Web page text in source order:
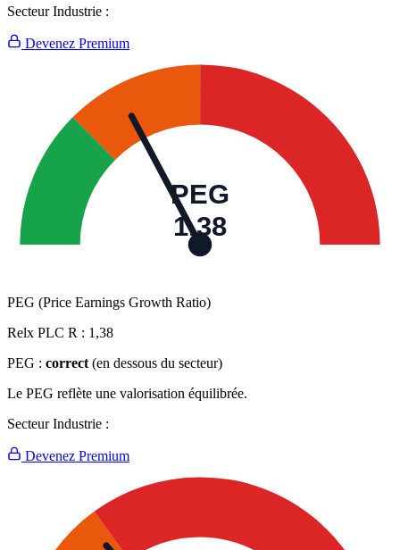
Secteur Industrie :
Devenez Premium
PEG
1,38
PEG (Price Earnings Growth Ratio)
Relx PLC R : 1,38
PEG : correct (en dessous du secteur)
Le PEG reflète une valorisation équilibrée.
Secteur Industrie :
Devenez Premium